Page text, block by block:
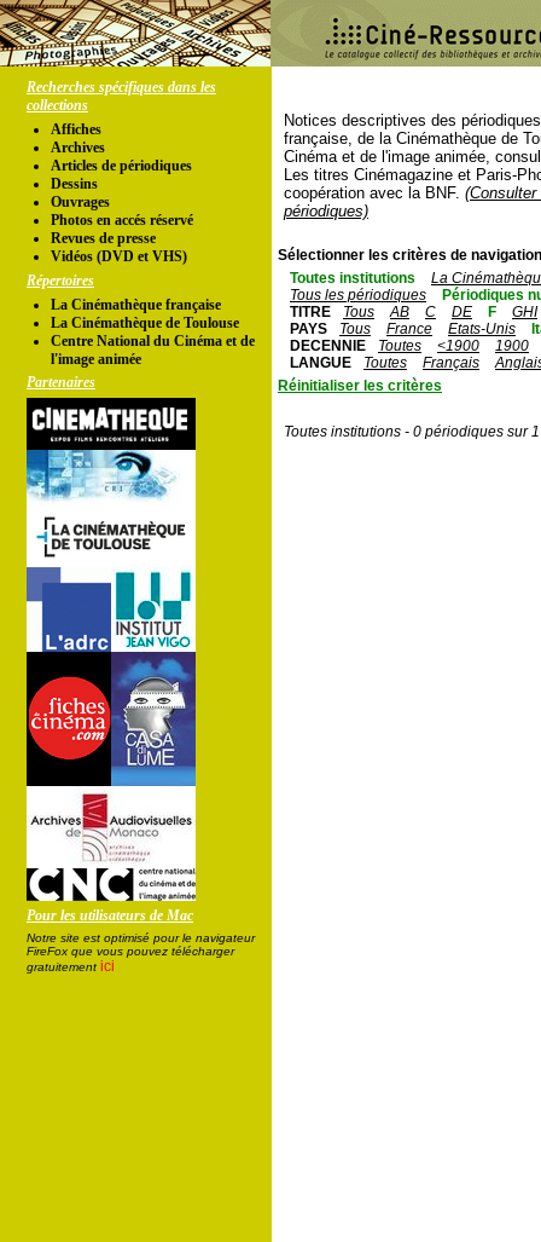
Recherches spécifiques dans les
collections
Affiches
Archives
Articles de périodiques
Dessins
Ouvrages
Photos en accés réservé
Revues de presse
Vidéos (DVD et VHS)
Répertoires
La Cinémathèque française
La Cinémathèque de Toulouse
Centre National du Cinéma et de
l'image animée
Partenaires
Pour les utilisateurs de Mac
Notre site est optimisé pour le navigateur
FireFox que vous pouvez télécharger
gratuitement ici
Notices descriptives des
française, de la Cinémathèque de
Cinéma et de l'image animée,
Les titres Cinémagazine et Paris-
coopération avec la BNF.
périodiques)
Sélectionner les critères de
Toutes institutions
La
Tous les périodiques
Périodiques
TITRE
Tous AB C DE F
GHI
PAYS
Tous France Etats-Unis
DECENNIE
Toutes <1900
1900
LANGUE
Toutes Français
Réinitialiser les critères
Toutes institutions - 0 périodiques sur